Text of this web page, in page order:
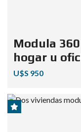
Modula
hogar u
U$S 950